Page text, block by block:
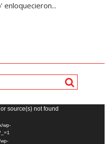
enloquecieron...
source(s) not found
wp-